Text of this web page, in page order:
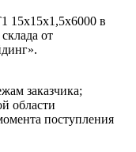
15х15х1,5х6000 в
от
заказчика;
области
поступления